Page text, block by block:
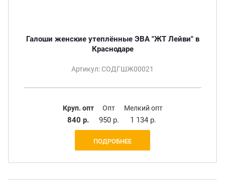
Галоши женские утеплённые ЭВА "ЖТ Лейви" в
Краснодаре
Артикул: СОДГШЖ00021
Круп. опт
840 р.
Опт
950 р.
Мелкий опт
1 134 р.
ПОДРОБНЕЕ